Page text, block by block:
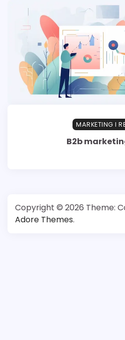
MARKETING I
B2b
Copyright © 2026 Theme:
Adore Themes.